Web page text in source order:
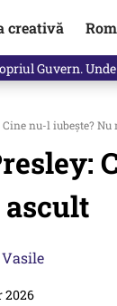
creativă
militar
nu-l iubeşte?
2026